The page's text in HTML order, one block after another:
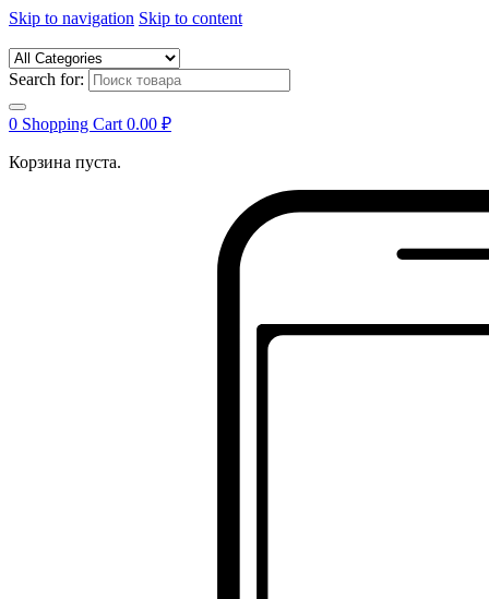
Skip to navigation Skip to content
Search for:
0 Shopping Cart 0.00 ₽
Корзина пуста.